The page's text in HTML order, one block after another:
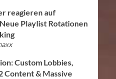
reagieren auf
Playlist Rotationen
Custom Lobbies,
Content & Massive